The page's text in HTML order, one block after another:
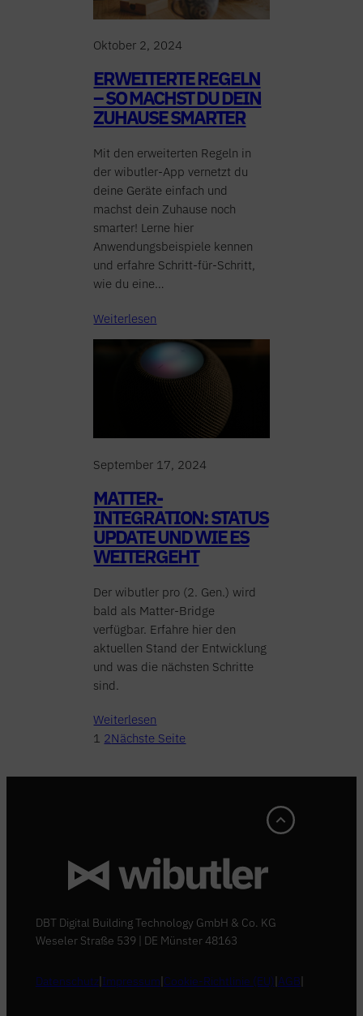
Oktober 2, 2024
ERWEITERTE REGELN
– SO MACHST DU DEIN
ZUHAUSE SMARTER
Mit den erweiterten Regeln in
der wibutler-App vernetzt du
deine Geräte einfach und
machst dein Zuhause noch
smarter! Lerne hier
Anwendungsbeispiele kennen
und erfahre Schritt-für-Schritt,
wie du eine…
Weiterlesen
September 17, 2024
MATTER-
INTEGRATION: STATUS
UPDATE UND WIE ES
WEITERGEHT
Der wibutler pro (2. Gen.) wird
bald als Matter-Bridge
verfügbar. Erfahre hier den
aktuellen Stand der Entwicklung
und was die nächsten Schritte
sind.
Weiterlesen
1 2Nächste Seite
DBT Digital Building Technology GmbH & Co. KG
Weseler Straße 539 | DE Münster 48163
Datenschutz|Impressum|Cookie-Richtlinie (EU)|AGB|